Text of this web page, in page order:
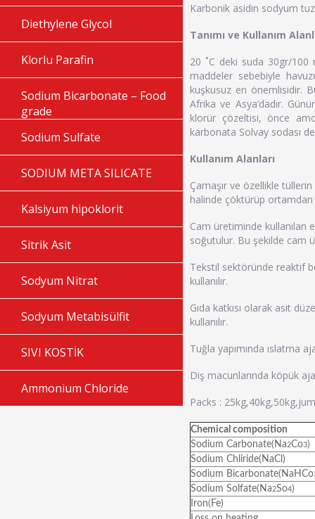
Diethylene Glycol
Klorlu Parafin
Sodium Bicarbonate – Food
grade
Sodium Sulfate
SODIUM META SILICATE
Kalsiyum hipoklorit
Sitrik Asit
Sodyum Nitrat
Sodyum Metabisülfit
SIVI KOSTİK
Ammonium Chloride
Karbonik asidin sodyum
Tanımı ve Kullanım
20 ˚C deki suda 30gr/
maddeler sebebiyle
kuşkusuz en önemlisidir.
Afrika ve Asya’dadır.
klorür çözeltisi, önce
karbonata Solvay sodası
Kullanım Alanları
Çamaşır ve özellikle
halinde çöktürüp ortamdan
Cam üretiminde kullanılan
soğutulur. Bu şekilde cam
Tekstil sektöründe reaktif
kullanılır.
Gıda katkısı olarak asit
kullanılır.
Tuğla yapımında ıslatma
Diş macunlarında köpük
Packs :
Chemical composition
Sodium Carbonate(Na2Co3)
Sodium Chliride(NaCl)
Sodium Bicarbonate(NaHCo
Sodium Solfate(Na2So4)
Iron(Fe)